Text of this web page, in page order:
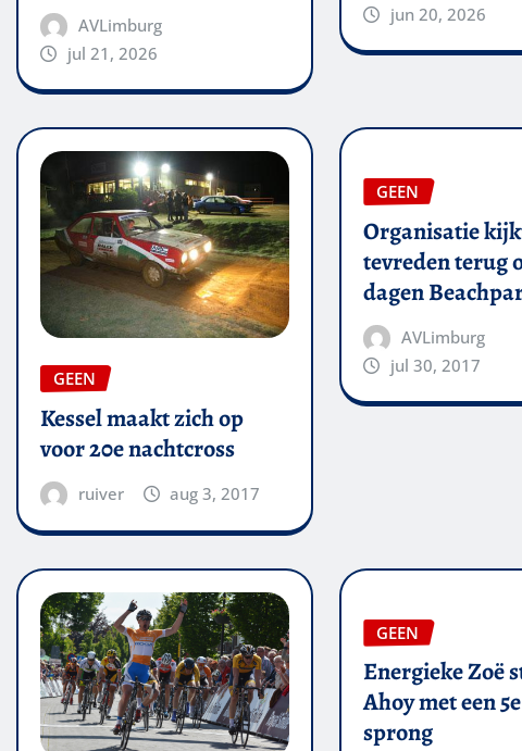
AVLimburg
jul 21, 2026
jun 20, 2026
GEEN
Kessel maakt zich op
voor 20e nachtcross
ruiver aug 3, 2017
GEEN
Organisatie
tevreden terug
dagen
AVLimburg
jul 30, 2017
GEEN
Energieke Zoë
Ahoy met een
sprong